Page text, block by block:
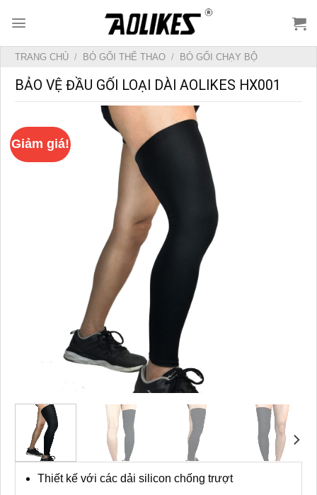
TRANG CHỦ / BÓ GỐI THỂ THAO / BÓ GỐI CHẠY BỘ
BẢO VỆ ĐẦU GỐI LOẠI DÀI AOLIKES HX001
Giảm giá!
Thiết kế với các dải silicon chống trượt